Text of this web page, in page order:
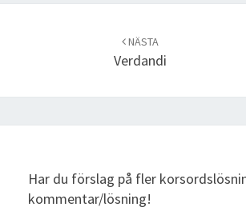
NÄSTA
Verdandi
Har du förslag på fler
kommentar/lösning!